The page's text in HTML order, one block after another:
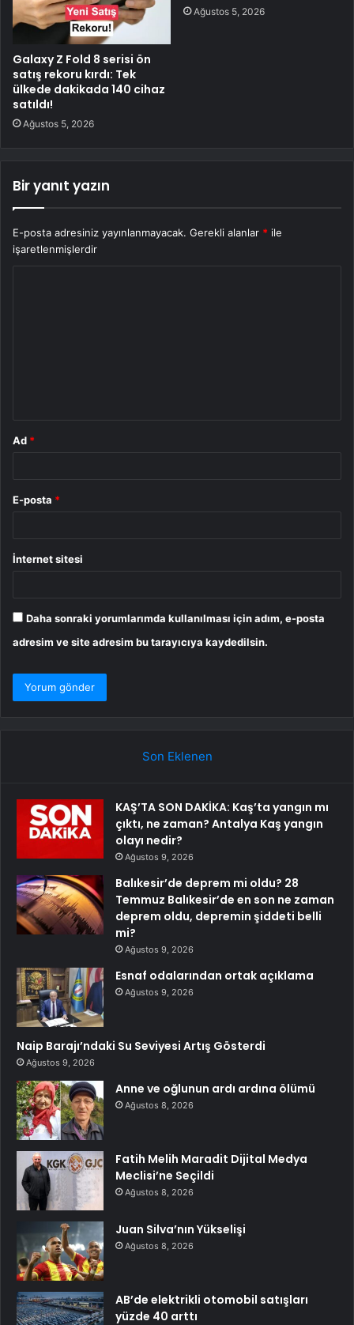
Galaxy Z Fold 8 serisi ön
satış rekoru kırdı: Tek
ülkede dakikada 140 cihaz
satıldı!
Ağustos 5, 2026
Ağustos 5, 2026
Bir yanıt yazın
E-posta adresiniz yayınlanmayacak. Gerekli alanlar * ile
işaretlenmişlerdir
Ad *
E-posta *
İnternet sitesi
Daha sonraki yorumlarımda kullanılması için adım, e-posta
adresim ve site adresim bu tarayıcıya kaydedilsin.
Son Eklenen
KAŞ’TA SON DAKİKA: Kaş’ta yangın mı
çıktı, ne zaman? Antalya Kaş yangın
olayı nedir?
Ağustos 9, 2026
Balıkesir’de deprem mi oldu? 28
Temmuz Balıkesir’de en son ne zaman
deprem oldu, depremin şiddeti belli
mi?
Ağustos 9, 2026
Esnaf odalarından ortak açıklama
Ağustos 9, 2026
Naip Barajı’ndaki Su Seviyesi Artış Gösterdi
Ağustos 9, 2026
Anne ve oğlunun ardı ardına ölümü
Ağustos 8, 2026
Fatih Melih Maradit Dijital Medya
Meclisi’ne Seçildi
Ağustos 8, 2026
Juan Silva’nın Yükselişi
Ağustos 8, 2026
AB’de elektrikli otomobil satışları
yüzde 40 arttı